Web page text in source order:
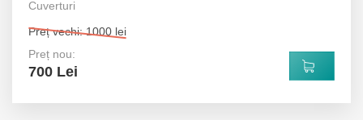
Cuverturi
Preț vechi: 1000 lei
Preț nou:
700 Lei